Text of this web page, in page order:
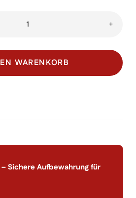
Rollmappe
Menge
+
WARENKORB
– Sichere Aufbewahrung für